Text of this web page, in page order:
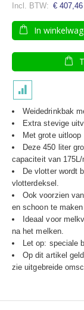
€ 407,46
In
Weidedrinkbak
Extra stevige
Met grote uitloop
Deze 450 liter
capaciteit van 175L/
De vlotter wordt
vlotterdeksel.
Ook voorzien
en schoon te maken
Ideaal voor
na het melken.
Let op: speciale
Op dit artikel
zie uitgebreide